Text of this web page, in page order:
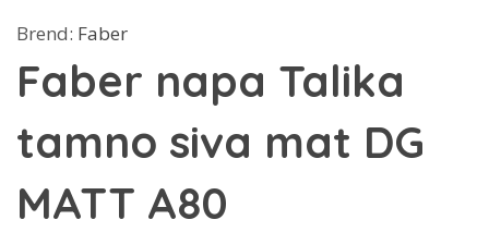
Brend: Faber
Faber napa Talika
tamno siva mat DG
MATT A80